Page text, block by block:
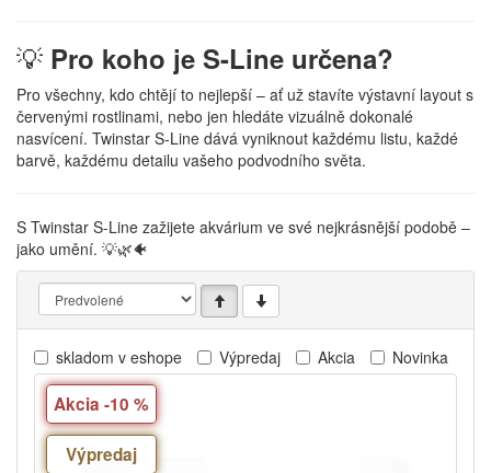
💡 Pro koho je S-Line určena?
Pro všechny, kdo chtějí to nejlepší – ať už stavíte výstavní layout s
červenými rostlinami, nebo jen hledáte vizuálně dokonalé
nasvícení. Twinstar S-Line dává vyniknout každému listu, každé
barvě, každému detailu vašeho podvodního světa.
S Twinstar S-Line zažijete akvárium ve své nejkrásnější podobě –
jako umění. 💡🌿🐠
skladom v eshope Výpredaj Akcia Novinka
Akcia -10 %
Výpredaj